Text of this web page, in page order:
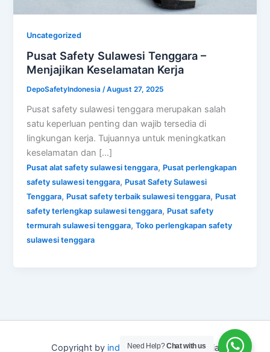
Uncategorized
Pusat Safety Sulawesi Tenggara –
Menjajikan Keselamatan Kerja
DepoSafetyIndonesia/August 27, 2025
Pusat safety sulawesi tenggara merupakan salah
satu keperluan penting dan wajib tersedia di
lingkungan kerja. Tujuannya untuk meningkatkan
keselamatan dan […]
Pusat alat safety sulawesi tenggara, Pusat perlengkapan
safety sulawesi tenggara, Pusat Safety Sulawesi
Tenggara, Pusat safety terbaik sulawesi tenggara, Pusat
safety terlengkap sulawesi tenggara, Pusat safety
termurah sulawesi tenggara,Toko perlengkapan safety
sulawesi tenggara
Copyright by indo depo safetyIndonesia
Need Help?Chat with us